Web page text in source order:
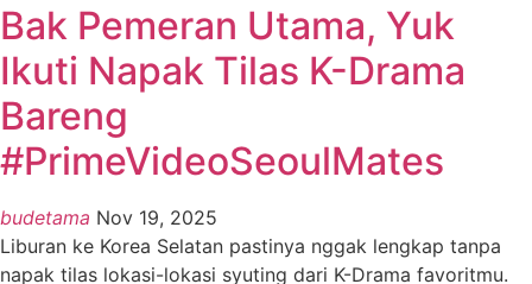
Bak Pemeran Utama, Yuk
Ikuti Napak Tilas K-Drama
Bareng
#PrimeVideoSeoulMates
budetama Nov 19, 2025
Liburan ke Korea Selatan pastinya nggak lengkap tanpa
napak tilas lokasi-lokasi syuting dari K-Drama favoritmu.